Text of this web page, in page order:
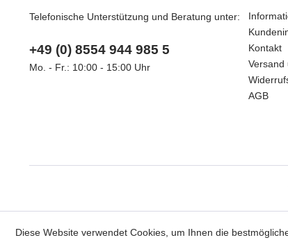
Telefonische Unterstützung und Beratung unter:
+49 (0) 8554 944 985 5
Mo. - Fr.: 10:00 - 15:00 Uhr
Kontakt
Versand
AGB
Diese Website verwendet Cookies, um Ihnen die